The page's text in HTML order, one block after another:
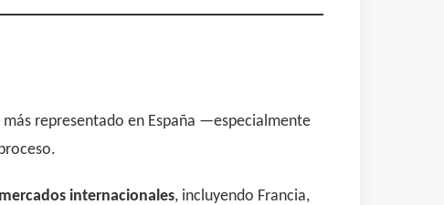
representado en España —especialmente
internacionales, incluyendo Francia,